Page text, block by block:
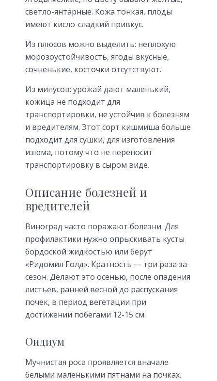
светло-янтарные. Кожа тонкая, плоды
имеют кисло-сладкий привкус.
Из плюсов можно выделить: неплохую
морозоустойчивость, ягоды вкусные,
сочненькие, косточки отсутствуют.
Из минусов: урожай дают маленький,
кожица не подходит для
транспортировки, не устойчив к болезням
и вредителям. Этот сорт кишмиша больше
подходит для сушки, для изготовления
изюма, потому что не переносит
транспортировку в сыром виде.
Описание болезней и
вредителей
Виноград часто поражают болезни. Для
профилактики нужно опрыскивать кусты
бордоской жидкостью или берут
«Ридомил Голд». Кратность — три раза за
сезон. Делают это осенью, после опадения
листьев, ранней весной до распускания
почек, в период вегетации при
достижении побегами 12-15 см.
Оидиум
Мучнистая роса проявляется вначале
белыми маленькими пятнами на почках.